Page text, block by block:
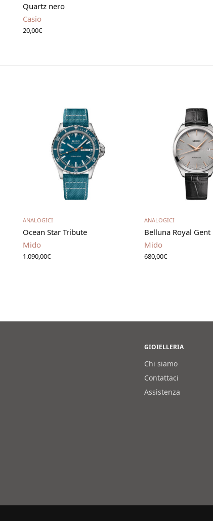
Quartz nero
Casio
20,00€
Aggiungi al carrello
ANALOGICI
Ocean Star Tribute
Mido
1.090,00€
Aggiungi al
ANALOGICI
Belluna Royal Gent
Mido
680,00€
GIOIELLERIA
Chi siamo
Contattaci
Assistenza